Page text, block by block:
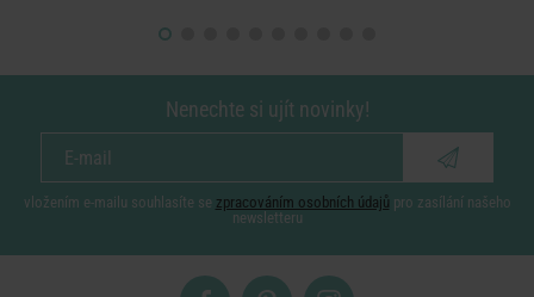
Nenechte si ujít novinky!
vložením e-mailu souhlasíte se zpracováním osobních údajů pro zasílání našeho
newsletteru